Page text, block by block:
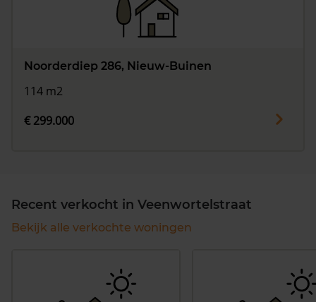
Noorderdiep 286, Nieuw-Buinen
114 m2
€ 299.000
Recent verkocht in Veenwortelstraat
Bekijk alle verkochte woningen